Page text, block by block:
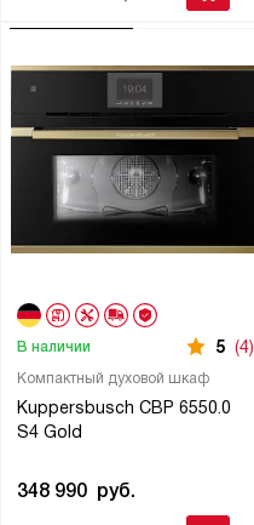
Компактный духовой шкаф
Kuppersbusch CBP 6550.0
S4 Gold
В наличии 5 (4)
348 990 руб.